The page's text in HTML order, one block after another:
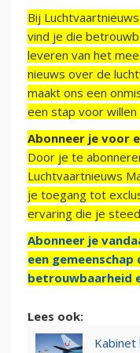
Bij
vind je die
leveren van het
nieuws over de
maakt ons een
een stap voor willen
Abonneer je voor
Door je te
Luchtvaartnieuws
je toegang tot
ervaring die je
Abonneer je
een
betrouwbaarheid
Lees ook:
Kabinet